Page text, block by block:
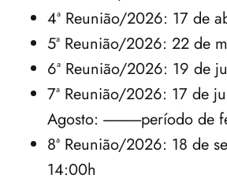
4ª Reunião/2026: 17 de
5ª Reunião/2026: 22 de
6ª Reunião/2026: 19 de
7ª Reunião/2026: 17 de
Agosto: ------------período de
8ª Reunião/2026: 18 de
14:00h